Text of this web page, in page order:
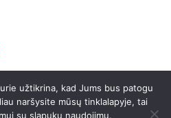
užtikrina, kad Jums bus patogu
naršysite mūsų tinklalapyje, tai
su slapukų naudojimu.